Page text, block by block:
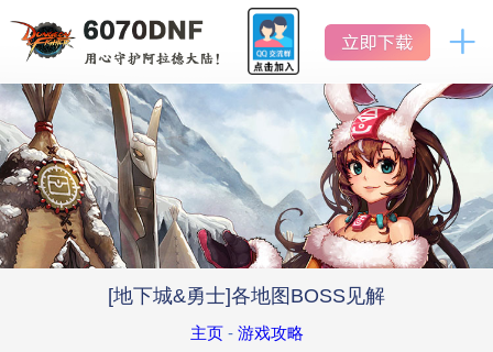
DNF
怀
旧
服
地
城
与
怀
旧
服
地
下
城
与
勇
士
怀
旧
服
官网首页
新闻中心
公告
活动
[地下城&勇士]各地图BOSS见解
主页- 游戏攻略